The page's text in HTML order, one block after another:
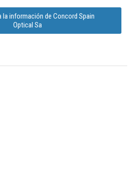
la información de Concord Spain
Optical Sa